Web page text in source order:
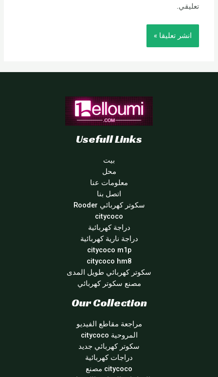
تعليقي.
Usefull Links
بيت
محل
معلومات عنا
اتصل بنا
سكوتر كهربائي Rooder
citycoco
دراجة كهربائية
دراجة نارية كهربائية
citycoco m1p
citycoco hm8
سكوتر كهربائي طويل المدى
مصنع سكوتر كهربائي
Our Collection
مراجعة مقاطع الفيديو
المروحية citycoco
سكوتر كهربائي جديد
دراجات كهربائية
citycoco مصنع